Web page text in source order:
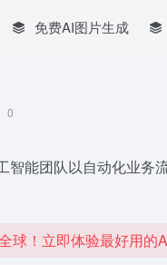
免费AI图片生成
0
能团队以自动化业务流
球！立即体验最好用的